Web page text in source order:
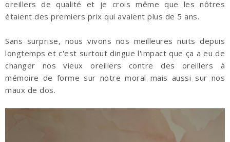
oreillers de qualité et je crois même que les nôtres
étaient des premiers prix qui avaient plus de 5 ans.
Sans surprise, nous vivons nos meilleures nuits depuis
longtemps et c'est surtout dingue l'impact que ça a eu de
changer nos vieux oreillers contre des oreillers à
mémoire de forme sur notre moral mais aussi sur nos
maux de dos.